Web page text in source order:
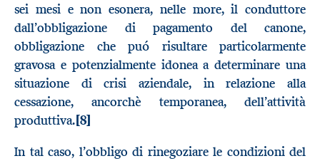
sei mesi e non esonera, nelle more, il conduttore
dall’obbligazione di pagamento del canone,
obbligazione che puó risultare particolarmente
gravosa e potenzialmente idonea a determinare una
situazione di crisi aziendale, in relazione alla
cessazione, ancorchè temporanea, dell’attività
produttiva.[8]
In tal caso, l’obbligo di rinegoziare le condizioni del